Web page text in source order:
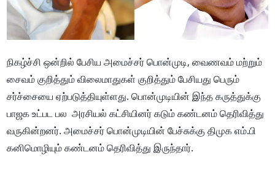
நிகழ்ச்சி ஒன்றில் பேசிய அமைச்சர் பொன்முடி, வைணவம் மற்றும்
சைவம் குறித்தும் விலைமாதுகள் குறித்தும் பேசியது பெரும்
சர்ச்சையை ஏற்படுத்தியுள்ளது. பொன்முடியின் இந்த கருத்துக்கு
பாஜக உட்பட பல அரசியல் கட்சியினர் கடும் கண்டனம் தெரிவித்து
வருகின்றனர். அமைச்சர் பொன்முடியின் பேச்சுக்கு திமுக எம்.பி
கனிமொழியும் கண்டனம் தெரிவித்து இருந்தார்.